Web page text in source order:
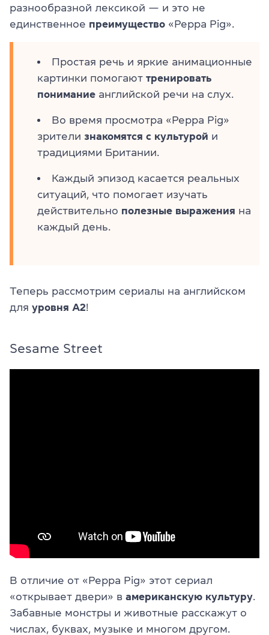
разнообразной лексикой — и это не
единственное преимущество «Peppa Pig».
Простая речь и яркие анимационные
картинки помогают тренировать
понимание английской речи на слух.
Во время просмотра «Peppa Pig»
зрители знакомятся с культурой и
традициями Британии.
Каждый эпизод касается реальных
ситуаций, что помогает изучать
действительно полезные выражения на
каждый день.
Теперь рассмотрим сериалы на английском
для уровня A2!
Sesame Street
В отличие от «Peppa Pig» этот сериал
«открывает двери» в американскую культуру
Забавные монстры и животные расскажут о
числах, буквах, музыке и многом другом.